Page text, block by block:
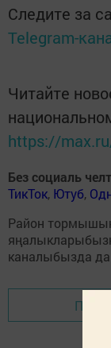
Следите за
Telegram-
Читайте
https://
Без социаль
ТикТок, Ютуб,
Район
каналыбызда